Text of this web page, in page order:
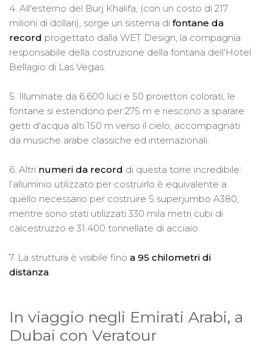
4. All'esterno del Burj Khalifa, (con un costo di 217
milioni di dollari), sorge un sistema di fontane da
record progettato dalla WET Design, la compagnia
responsabile della costruzione della fontana dell'Hotel
Bellagio di Las Vegas.
5. Illuminate da 6.600 luci e 50 proiettori colorati, le
fontane si estendono per 275 m e riescono a sparare
getti d'acqua alti 150 m verso il cielo, accompagnati
da musiche arabe classiche ed internazionali.
6. Altri numeri da record di questa torre incredibile:
l’alluminio utilizzato per costruirlo è equivalente a
quello necessario per costruire 5 superjumbo A380,
mentre sono stati utilizzati 330 mila metri cubi di
calcestruzzo e 31.400 tonnellate di acciaio.
7. La struttura è visibile fino a 95 chilometri di
distanza
In viaggio negli Emirati Arabi, a
Dubai con Veratour